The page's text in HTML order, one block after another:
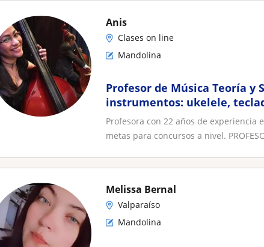
Anis
Clases on line
Mandolina
Profesor de Música Teoría y
instrumentos: ukelele,
cuatro, mandolina, flauta
Profesora con 22 años de
metas para concursos a nivel.
Melissa Bernal
Valparaíso
Mandolina